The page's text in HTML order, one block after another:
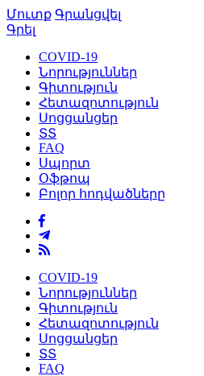
Մուտք Գրանցվել
Գրել
COVID-19
Նորություններ
Գիտություն
Հետազոտություն
Սոցցանցեր
ՏՏ
FAQ
Սպորտ
Օֆթոպ
Բոլոր հոդվածները
COVID-19
Նորություններ
Գիտություն
Հետազոտություն
Սոցցանցեր
ՏՏ
FAQ